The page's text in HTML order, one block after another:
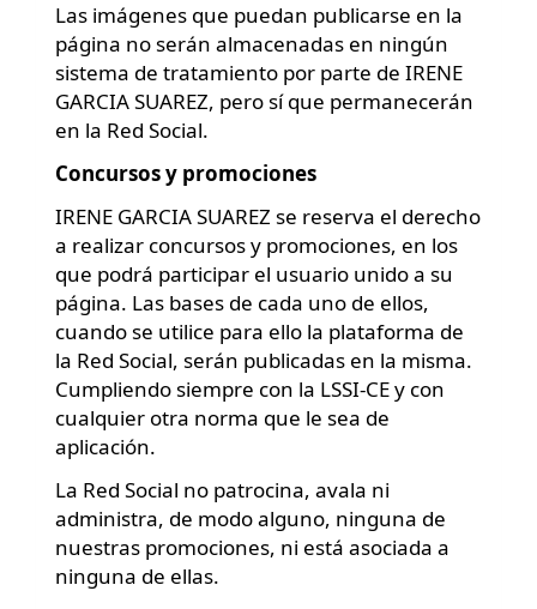
Las imágenes que puedan publicarse en la
página no serán almacenadas en ningún
sistema de tratamiento por parte de IRENE
GARCIA SUAREZ, pero sí que permanecerán
en la Red Social.
Concursos y promociones
IRENE GARCIA SUAREZ se reserva el derecho
a realizar concursos y promociones, en los
que podrá participar el usuario unido a su
página. Las bases de cada uno de ellos,
cuando se utilice para ello la plataforma de
la Red Social, serán publicadas en la misma.
Cumpliendo siempre con la LSSI-CE y con
cualquier otra norma que le sea de
aplicación.
La Red Social no patrocina, avala ni
administra, de modo alguno, ninguna de
nuestras promociones, ni está asociada a
ninguna de ellas.